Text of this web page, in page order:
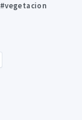
#vegetacion